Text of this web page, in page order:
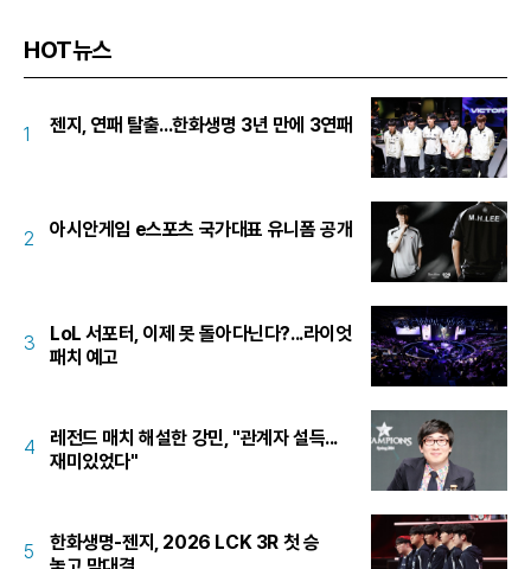
HOT뉴스
1 젠지, 연패 탈출...한화생명 3년 만에 3연패
2 아시안게임 e스포츠 국가대표 유니폼 공개
3
LoL 서포터, 이제 못 돌아다닌다?...라이엇
패치 예고
4
레전드 매치 해설한 강민, "관계자 설득...
재미있었다"
5
한화생명-젠지, 2026 LCK 3R 첫 승